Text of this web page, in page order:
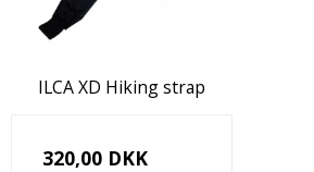
ILCA XD Hiking strap
320,00 DKK